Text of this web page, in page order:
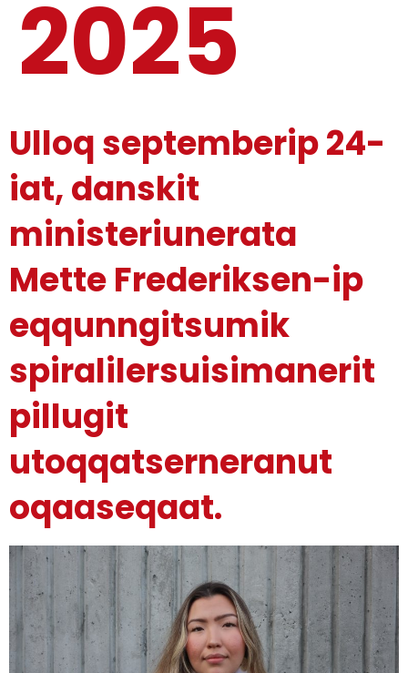
2025
Ulloq septemberip 24-
iat, danskit
ministeriunerata
Mette Frederiksen-ip
eqqunngitsumik
spiralilersuisimanerit
pillugit
utoqqatserneranut
oqaaseqaat.